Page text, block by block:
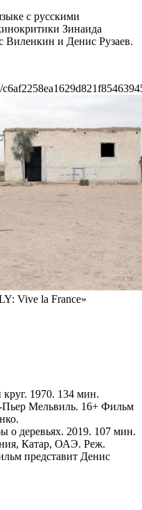
с русскими
Зинаида
Виленкин и Денис Рузаев.
Vive la France»
1970. 134 мин.
Мельвиль. 16+ Фильм
о деревьях. 2019. 107 мин.
Катар, ОАЭ. Реж.
представит Денис